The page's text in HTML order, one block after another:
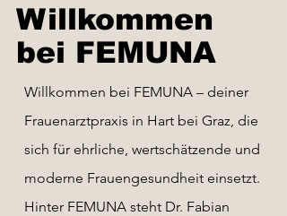
Willkommen
bei FEMUNA
Willkommen bei FEMUNA – deiner
Frauenarztpraxis in Hart bei Graz, die
sich für ehrliche, wertschätzende und
moderne Frauengesundheit einsetzt.
Hinter FEMUNA steht Dr. Fabian